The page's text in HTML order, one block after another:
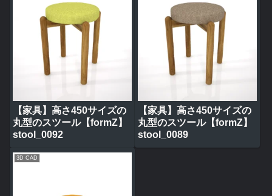
【家具】高さ450サイズの
丸型のスツール【formZ】
stool_0092
【家具】高さ450サイズの
丸型のスツール【formZ】
stool_0089
3D CAD